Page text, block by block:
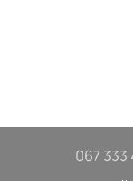
067 333